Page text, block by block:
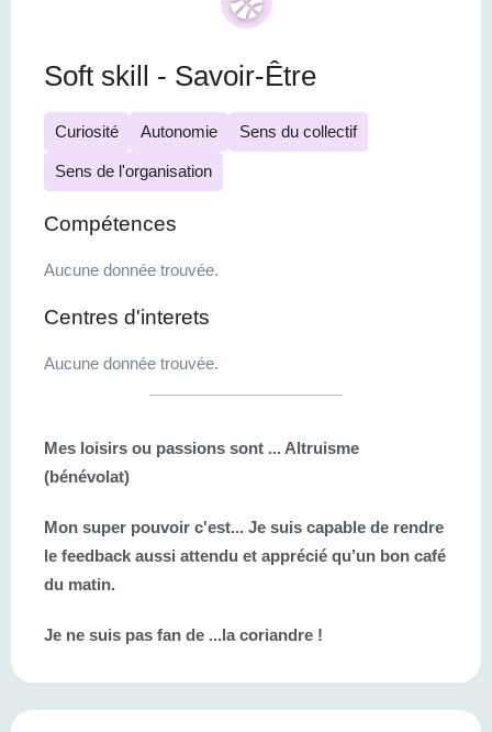
Soft skill - Savoir-Être
Curiosité Autonomie Sens du collectif
Sens de l'organisation
Compétences
Aucune donnée trouvée.
Centres d'interets
Aucune donnée trouvée.
Mes loisirs ou passions sont ... Altruisme
(bénévolat)
Mon super pouvoir c'est... Je suis capable de rendre
le feedback aussi attendu et apprécié qu’un bon café
du matin.
Je ne suis pas fan de ...la coriandre !